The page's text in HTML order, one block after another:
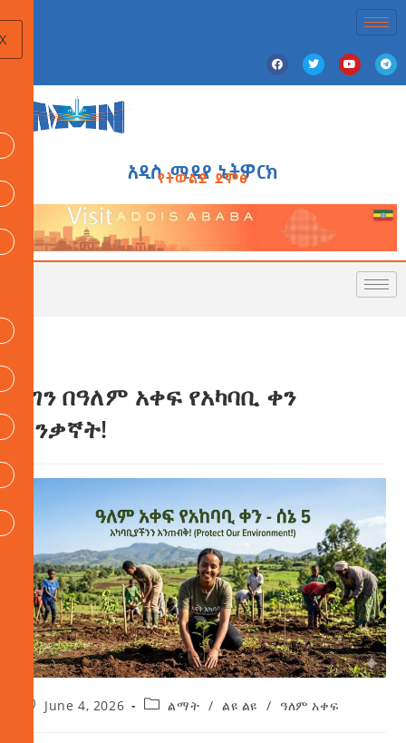
አዲስ ሚዲያ ኔትዎርክ
የትውልድ ድምፅ
ነገን በዓለም አቀፍ የአካባቢ ቀን
እንቃኛት!
June 4, 2026 ልማት / ልዩ ልዩ / ዓለም አቀፍ